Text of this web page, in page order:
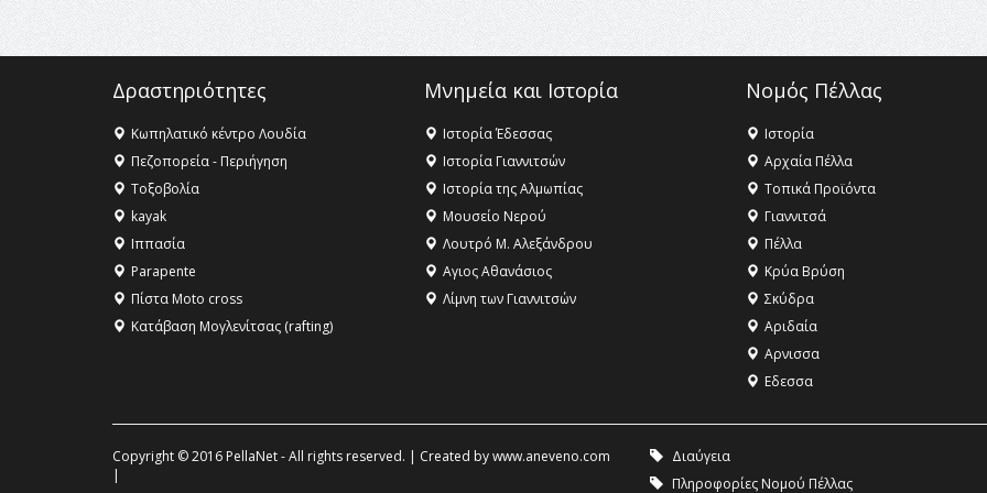
Δραστηριότητες
Κωπηλατικό κέντρο Λουδία
Πεζοπορεία - Περιήγηση
Τοξοβολία
kayak
Ιππασία
Parapente
Πίστα Moto cross
Κατάβαση Μογλενίτσας (rafting)
Μνημεία και Ιστορία
Ιστορία Έδεσσας
Ιστορία Γιαννιτσών
Ιστορία της Αλμωπίας
Μουσείο Νερού
Λουτρό Μ. Αλεξάνδρου
Αγιος Αθανάσιος
Λίμνη των Γιαννιτσών
Νομός Πέλλας
Ιστορία
Αρχαία Πέλλα
Τοπικά Προϊόντα
Γιαννιτσά
Πέλλα
Κρύα Βρύση
Σκύδρα
Αριδαία
Aρνισσα
Eδεσσα
Copyright © 2016 PellaNet - All rights reserved. | Created bywww.aneveno.com
|
Διαύγεια
Πληροφορίες Νομού Πέλλας